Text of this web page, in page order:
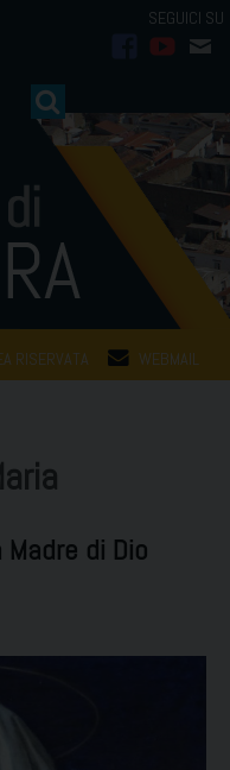
RISERVATA WEBMAIL
di Dio